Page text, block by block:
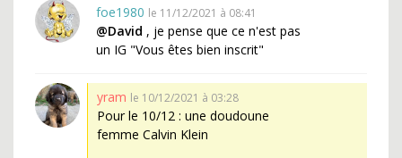
foe1980 le 11/12/2021 à 08:41
@David , je pense que ce n'est pas
un IG "Vous êtes bien inscrit"
yram le 10/12/2021 à 03:28
Pour le 10/12 : une doudoune
femme Calvin Klein